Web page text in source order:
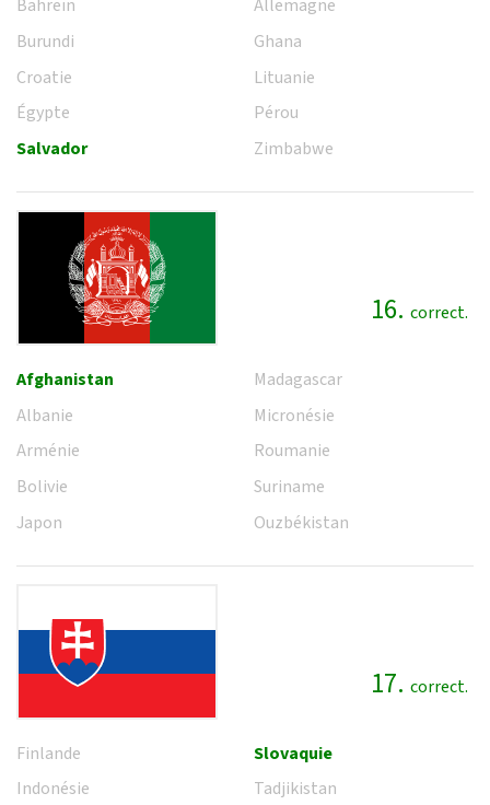
Bahreïn
Burundi
Croatie
Égypte
Salvador
Allemagne
Ghana
Lituanie
Pérou
Zimbabwe
16. correct.
Afghanistan
Albanie
Arménie
Bolivie
Japon
Madagascar
Micronésie
Roumanie
Suriname
Ouzbékistan
17. correct.
Finlande
Indonésie
Slovaquie
Tadjikistan